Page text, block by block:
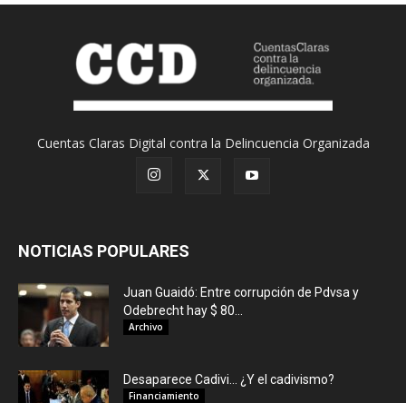
Cuentas Claras Digital contra la Delincuencia Organizada
NOTICIAS POPULARES
Juan Guaidó: Entre corrupción de Pdvsa y
Odebrecht hay $ 80...
Archivo
Desaparece Cadivi… ¿Y el cadivismo?
Financiamiento